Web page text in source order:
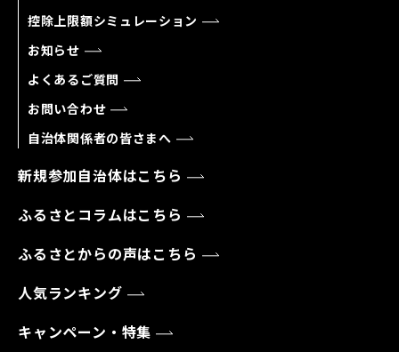
控除上限額シミュレーション
お知らせ
よくあるご質問
お問い合わせ
自治体関係者の皆さまへ
新規参加自治体はこちら
ふるさとコラムはこちら
ふるさとからの声はこちら
人気ランキング
キャンペーン・特集